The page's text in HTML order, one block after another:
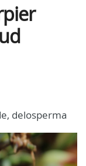
delosperma